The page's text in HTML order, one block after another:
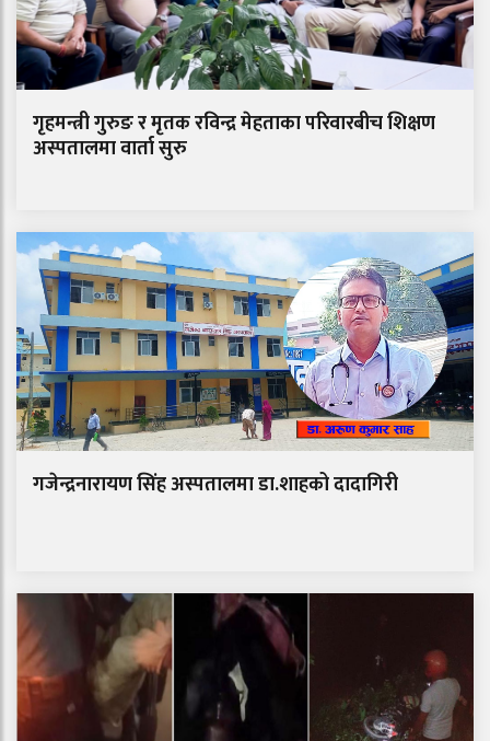
गृहमन्त्री गुरुङ र मृतक रविन्द्र मेहताका परिवारबीच शिक्षण
अस्पतालमा वार्ता सुरु
गजेन्द्रनारायण सिंह अस्पतालमा डा.शाहको दादागिरी